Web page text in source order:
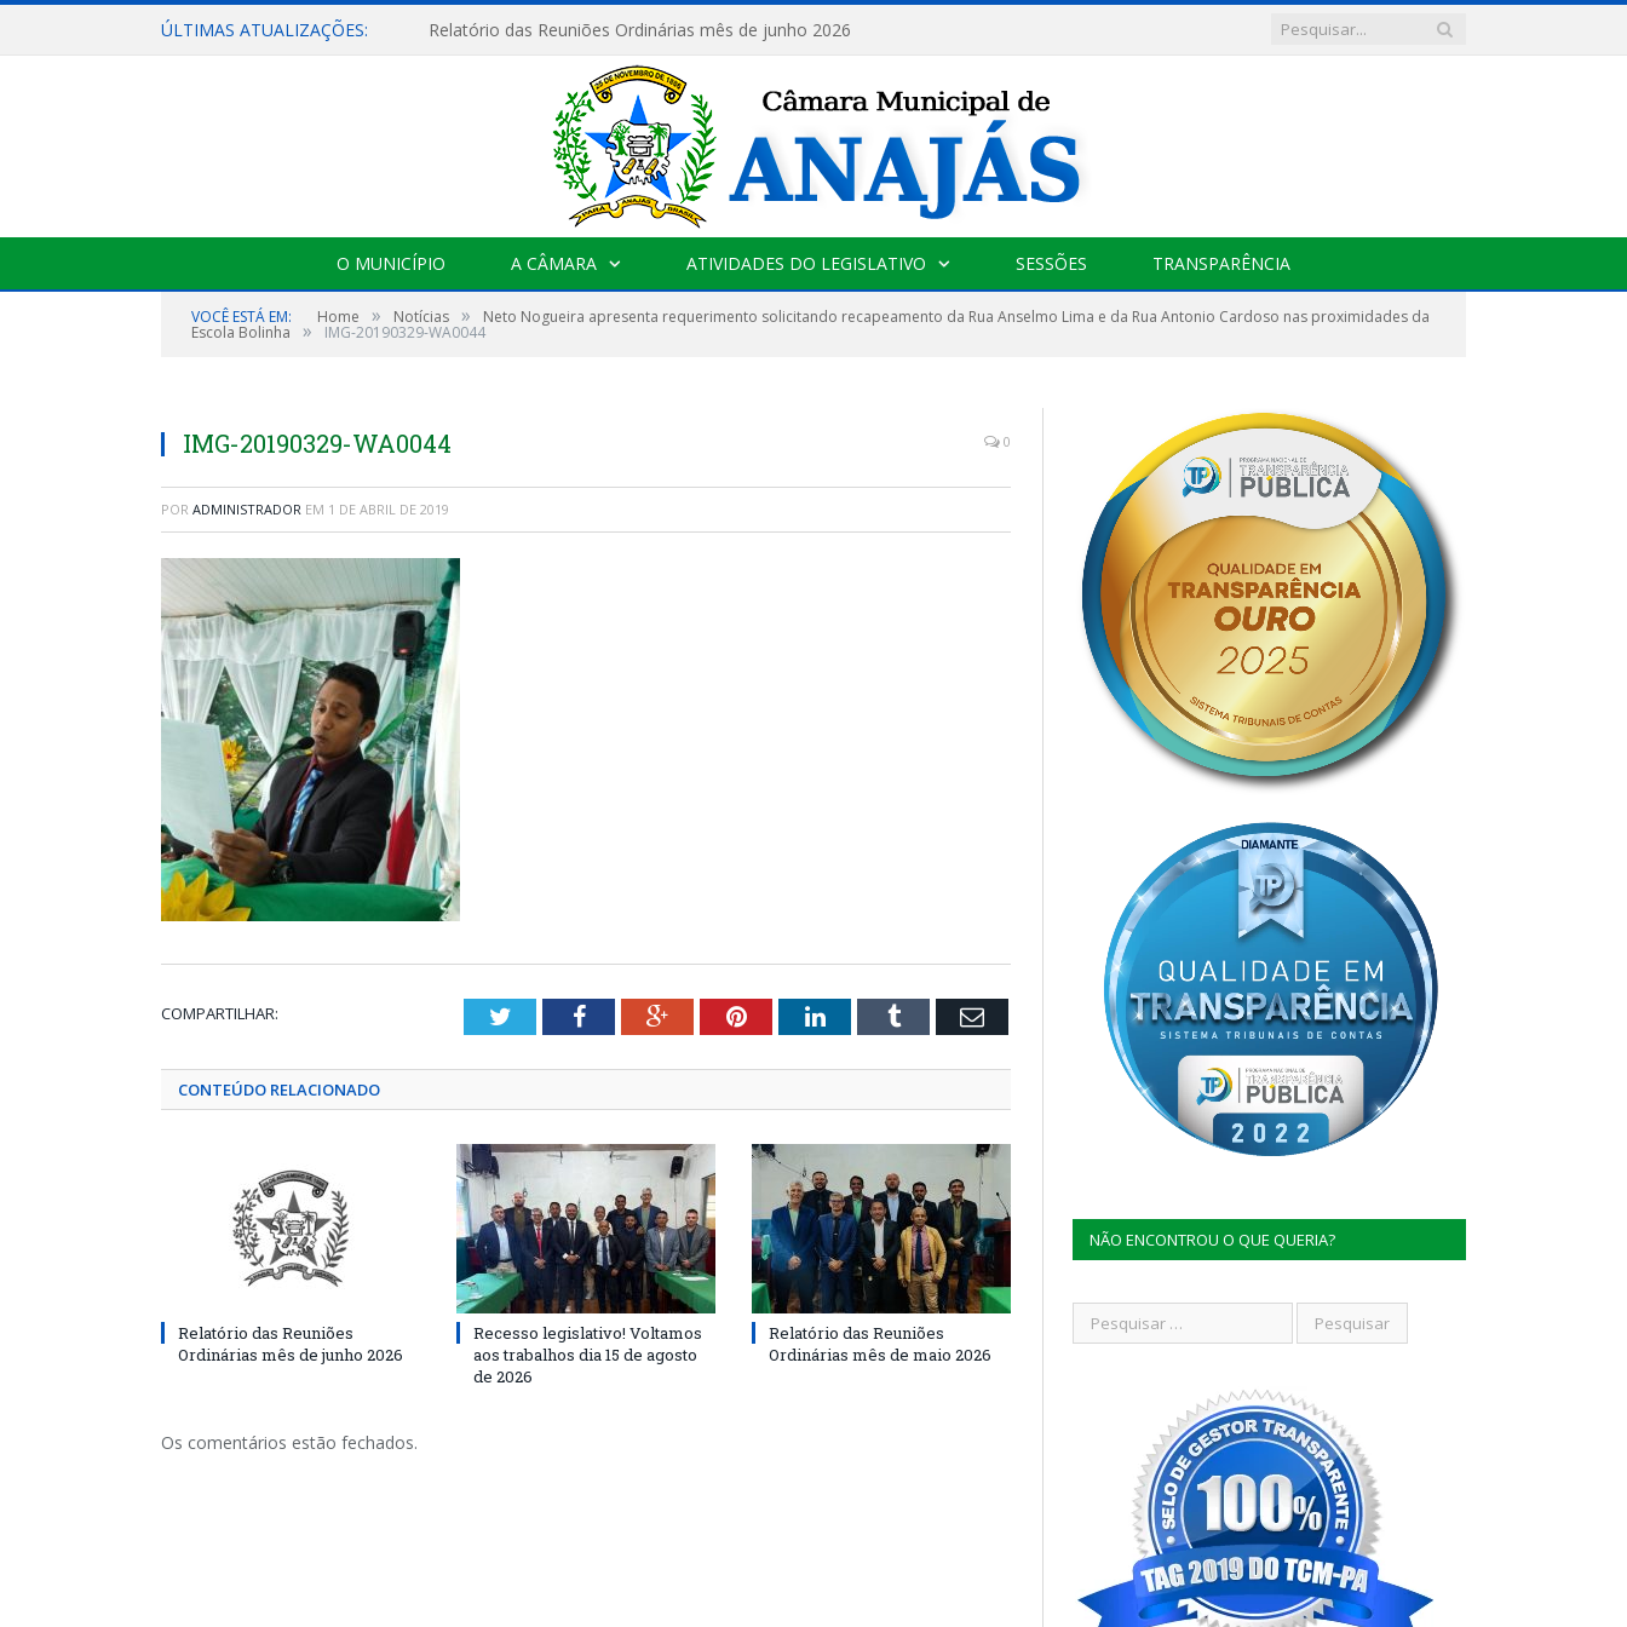
ÚLTIMAS ATUALIZAÇÕES: Relatório das Reuniões Ordinárias mês de junho 2026
O MUNICÍPIO A CÂMARA ATIVIDADES DO LEGISLATIVO SESSÕES TRANSPARÊNCIA
VOCÊ ESTÁ EM: Home » Notícias » Neto Nogueira apresenta requerimento solicitando recapeamento da Rua Anselmo Lima e da Rua Antonio Cardoso nas proximidades da
Escola Bolinha » IMG-20190329-WA0044
IMG-20190329-WA0044 0
POR ADMINISTRADOR EM 1 DE ABRIL DE 2019
COMPARTILHAR: TwitterFacebookGoogle+PinterestLinkedInTumblr Email
CONTEÚDO RELACIONADO
Relatório das Reuniões
Ordinárias mês de junho 2026
Recesso legislativo! Voltamos
aos trabalhos dia 15 de agosto
de 2026
Relatório das Reuniões
Ordinárias mês de maio 2026
Os comentários estão fechados.
NÃO ENCONTROU O QUE QUERIA?